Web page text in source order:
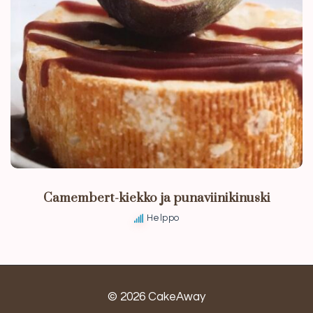
Camembert-kiekko ja punaviinikinuski
Helppo
© 2026 CakeAway